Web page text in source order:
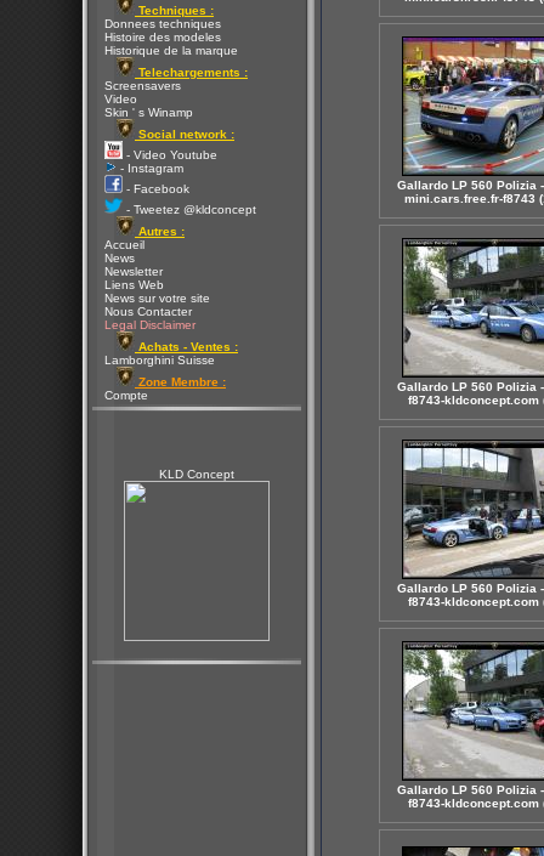
Techniques :
Donnees techniques
Histoire des modeles
Historique de la marque
Telechargements :
Screensavers
Video
Skin ' s Winamp
Social network :
- Video Youtube
- Instagram
- Facebook
- Tweetez @kldconcept
Autres :
Accueil
News
Newsletter
Liens Web
News sur votre site
Nous Contacter
Legal Disclaimer
Achats - Ventes :
Lamborghini Suisse
Zone Membre :
Compte
KLD Concept
Gallardo LP 560 Polizia
mini.cars.free.fr-f8743
Gallardo LP 560 Polizia
f8743-kldconcept.com
Gallardo LP 560 Polizia
f8743-kldconcept.com
Gallardo LP 560 Polizia
f8743-kldconcept.com